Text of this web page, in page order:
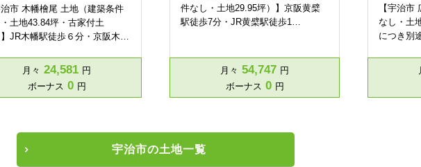
市 木幡檜尾 土地（建築条件
土地43.84坪・古家付土
JR木幡駅徒歩６分・京阪木…
月々 24,581 円
ボーナス 0 円
件なし・土地29.95坪）】京阪黄檗
駅徒歩7分・JR黄檗駅徒歩1…
月々 54,747 円
ボーナス 0 円
【宇治
なし・土
につき別
宇治市の土地一覧